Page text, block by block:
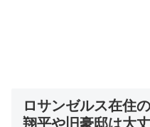
ロサンゼルス在住
翔平や旧豪邸は大